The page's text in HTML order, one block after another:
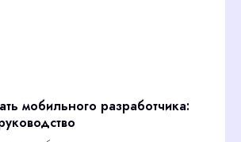
мобильного разработчика: